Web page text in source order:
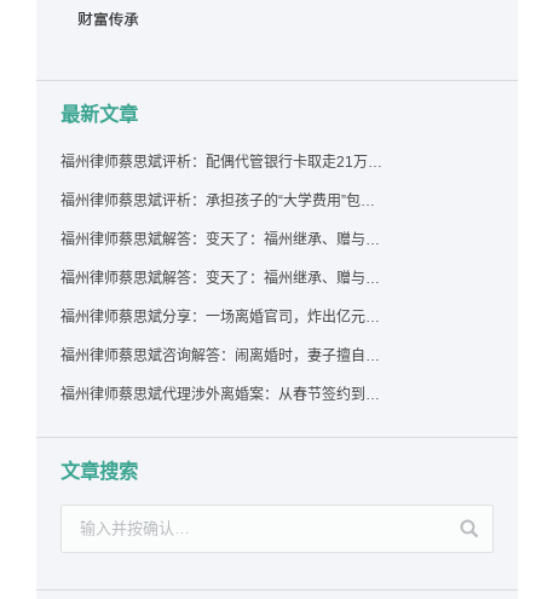
最新文章
福州律师蔡思斌评析：配偶代管银行卡取走21万，离婚后这笔钱还要得回来吗？
福州律师蔡思斌评析：承担孩子的“大学费用”包括高额留学费用吗？
福州律师蔡思斌解答：变天了：福州继承、赠与房产转让要收20%个税？福州国税官方回复来了！
福州律师蔡思斌解答：变天了：福州继承、赠与房产转让要收20%个税？福州国税官方回答来了！
福州律师蔡思斌分享：一场离婚官司，炸出亿元“糊涂账”：本想分割家产，结果“自爆”了家底
福州律师蔡思斌咨询解答：闹离婚时，妻子擅自带走孩子并阻止其上学，违法吗？该如何维权？
福州律师蔡思斌代理涉外离婚案：从春节签约到五月结案，全流程高效推进
文章搜索